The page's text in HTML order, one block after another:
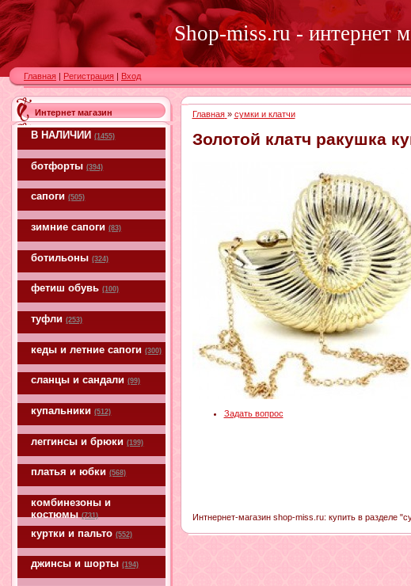
Shop-miss.ru - интернет
Главная | Регистрация | Вход
Интернет магазин
В НАЛИЧИИ(1455)
ботфорты(394)
сапоги(505)
зимние сапоги(83)
ботильоны(324)
фетиш обувь(100)
туфли(253)
кеды и летние сапоги(300)
сланцы и сандали(99)
купальники(512)
леггинсы и брюки(199)
платья и юбки(568)
комбинезоны и
костюмы(731)
куртки и пальто(552)
джинсы и шорты(194)
Главная » сумки и клатчи
Золотой клатч ракушка
Задать вопрос
Интнернет-магазин shop-miss.ru: купить в разделе